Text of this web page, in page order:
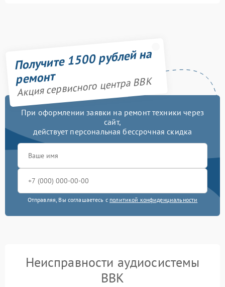
Получите 1500 рублей на
ремонт
Акция сервисного центра BBK
При оформлении заявки на ремонт техники через
сайт,
действует персональная бессрочная скидка
Отправляя, Вы соглашаетесь с политикой конфиденциальности
Неисправности аудиосистемы
BBK